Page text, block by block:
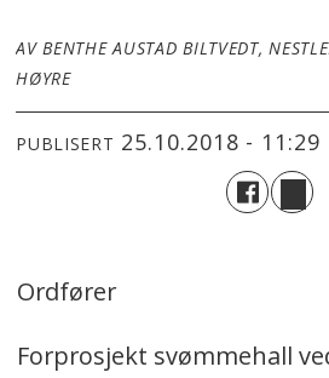
AV BENTHE AUSTAD BILTVEDT,
HØYRE
PUBLISERT 25.10.2018 - 11:29
Ordfører
Forprosjekt svømmehall